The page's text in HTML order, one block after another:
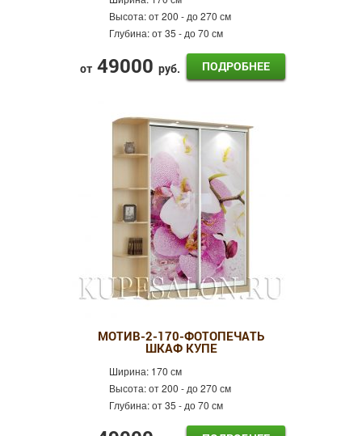
Высота:от 200 - до 270 см
Глубина:от 35 - до 70 см
от 49000 руб. ПОДРОБНЕЕ
МОТИВ-2-170-ФОТОПЕЧАТЬ
ШКАФ КУПЕ
Ширина: 170 см
Высота:от 200 - до 270 см
Глубина:от 35 - до 70 см